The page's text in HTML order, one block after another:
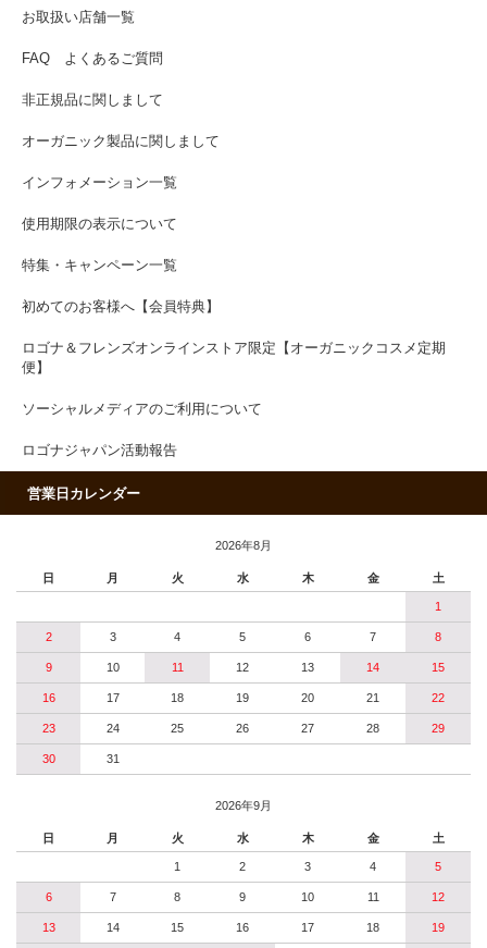
お取扱い店舗一覧
FAQ よくあるご質問
非正規品に関しまして
オーガニック製品に関しまして
インフォメーション一覧
使用期限の表示について
特集・キャンペーン一覧
初めてのお客様へ【会員特典】
ロゴナ＆フレンズオンラインストア限定【オーガニックコスメ定期
便】
ソーシャルメディアのご利用について
ロゴナジャパン活動報告
営業日カレンダー
2026年8月
日 月 火 水 木 金 土
1
2 3 4 5 6 7 8
9 10 11 12 13 14 15
16 17 18 19 20 21 22
23 24 25 26 27 28 29
30 31
2026年9月
日 月 火 水 木 金 土
1 2 3 4 5
6 7 8 9 10 11 12
13 14 15 16 17 18 19